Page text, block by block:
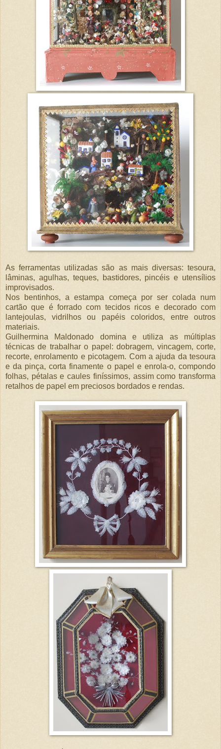
As ferramentas utilizadas são as mais diversas: tesoura,
lâminas, agulhas, teques, bastidores, pincéis e utensílios
improvisados.
Nos bentinhos, a estampa começa por ser colada num
cartão que é forrado com tecidos ricos e decorado com
lantejoulas, vidrilhos ou papéis coloridos, entre outros
materiais.
Guilhermina Maldonado domina e utiliza as múltiplas
técnicas de trabalhar o papel: dobragem, vincagem, corte,
recorte, enrolamento e picotagem. Com a ajuda da tesoura
e da pinça, corta finamente o papel e enrola-o, compondo
folhas, pétalas e caules finíssimos, assim como transforma
retalhos de papel em preciosos bordados e rendas.